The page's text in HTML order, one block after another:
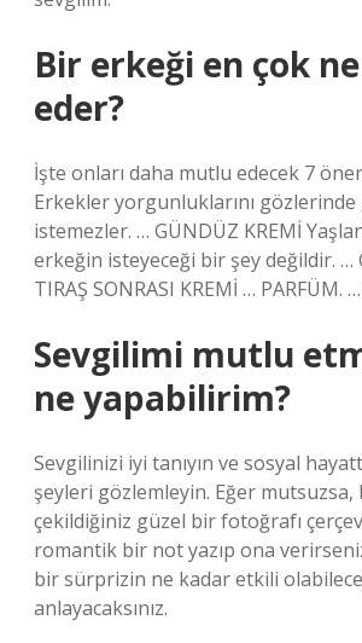
Bir erkeği en çok
eder?
İşte onları daha mutlu edecek 7
Erkekler yorgunluklarını
istemezler. … GÜNDÜZ KREMİ
erkeğin isteyeceği bir şey değildir. …
TIRAŞ SONRASI KREMİ … PARFÜM.
Sevgilimi mutlu
ne yapabilirim?
Sevgilinizi iyi tanıyın ve sosyal
şeyleri gözlemleyin. Eğer
çekildiğiniz güzel bir fotoğrafı
romantik bir not yazıp ona
bir sürprizin ne kadar etkili
anlayacaksınız.